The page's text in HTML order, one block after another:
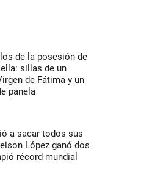
de la posesión de
sillas de un
de Fátima y un
panela
a sacar todos sus
López ganó dos
récord mundial